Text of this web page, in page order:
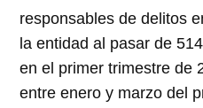
responsables de delitos
la entidad al pasar de
en el primer trimestre de
entre enero y marzo del